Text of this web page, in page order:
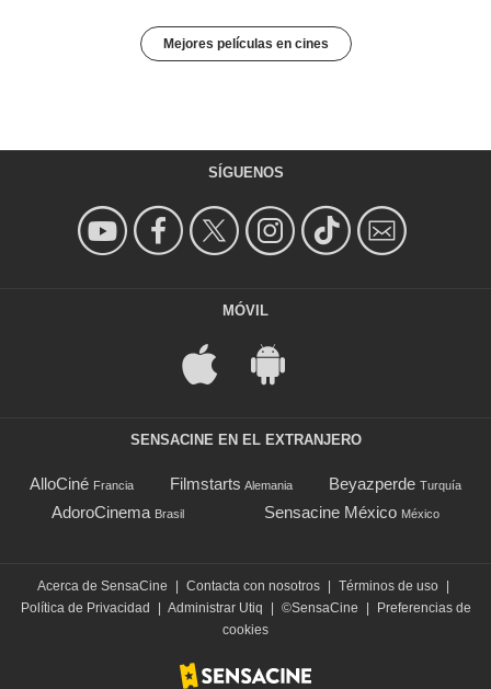
Mejores películas en cines
SÍGUENOS
MÓVIL
SENSACINE EN EL EXTRANJERO
AlloCiné Francia Filmstarts Alemania Beyazperde Turquía
AdoroCinema Brasil Sensacine México México
Acerca de SensaCine | Contacta con nosotros | Términos de uso |
Política de Privacidad
| Administrar Utiq | ©SensaCine |
Preferencias de
cookies